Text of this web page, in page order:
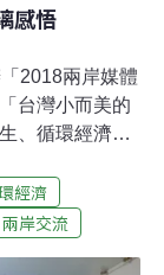
感悟
2018兩岸媒體
台灣小而美的
、循環經濟及
，來看台灣小
、在地發展的
經濟
兩岸交流